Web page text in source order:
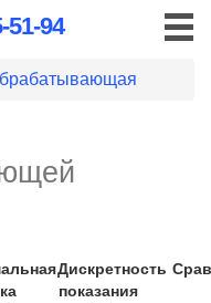
51-94
Дискретность
показания